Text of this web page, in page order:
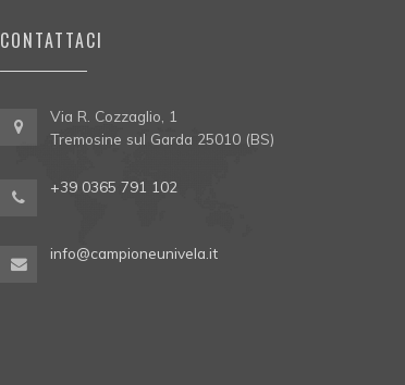
CONTATTACI
Via R. Cozzaglio, 1
Tremosine sul Garda 25010 (BS)
+39 0365 791 102
info@campioneunivela.it